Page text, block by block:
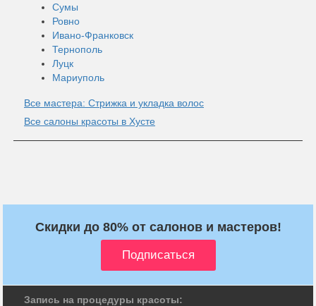
Сумы
Ровно
Ивано-Франковск
Тернополь
Луцк
Мариуполь
Все мастера: Стрижка и укладка волос
Все салоны красоты в Хусте
Скидки до 80% от салонов и мастеров!
Запись на процедуры красоты: